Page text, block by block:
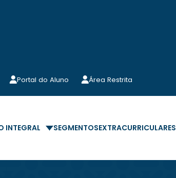
Portal do Aluno Área Restrita
INTEGRAL SEGMENTOSEXTRACURRICULARES